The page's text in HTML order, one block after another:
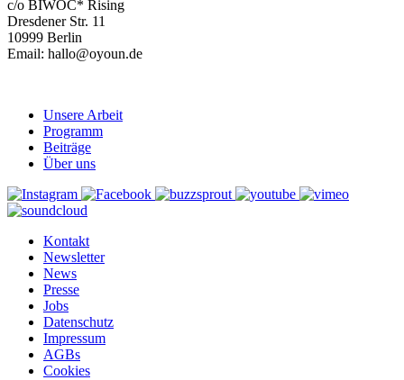
c/o BIWOC* Rising
Dresdener Str. 11
10999 Berlin
Email: hallo@oyoun.de
Unsere Arbeit
Programm
Beiträge
Über uns
Kontakt
Newsletter
News
Presse
Jobs
Datenschutz
Impressum
AGBs
Cookies